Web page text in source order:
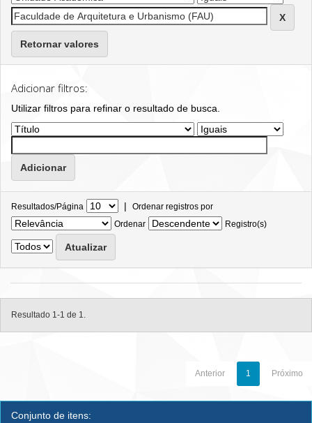
Retornar valores
Adicionar filtros:
Utilizar filtros para refinar o resultado de busca.
Resultados/Página | Ordenar registros por
Ordenar
Registro(s)
Resultado 1-1 de 1.
Anterior 1 Próximo
Conjunto de itens: